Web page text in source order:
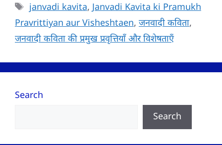
Tags
janvadi kavita, Janvadi Kavita ki Pramukh
Pravrittiyan aur Visheshtaen, जनवादी कविता,
जनवादी कविता की प्रमुख प्रवृत्तियाँ और विशेषताएँ
Search
Search